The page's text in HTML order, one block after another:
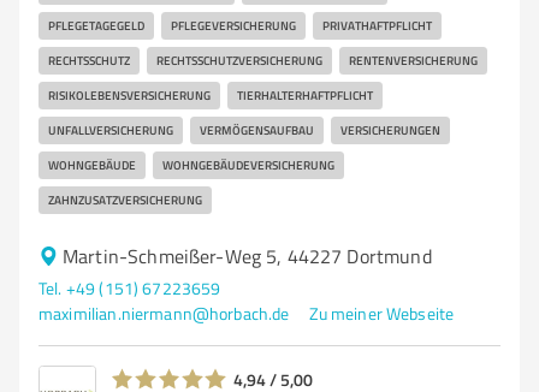
PFLEGETAGEGELD PFLEGEVERSICHERUNG PRIVATHAFTPFLICHT
RECHTSSCHUTZ RECHTSSCHUTZVERSICHERUNG RENTENVERSICHERUNG
RISIKOLEBENSVERSICHERUNG TIERHALTERHAFTPFLICHT
UNFALLVERSICHERUNG VERMÖGENSAUFBAU VERSICHERUNGEN
WOHNGEBÄUDE WOHNGEBÄUDEVERSICHERUNG
ZAHNZUSATZVERSICHERUNG
Martin-Schmeißer-Weg 5, 44227 Dortmund
Tel. +49 (151) 67223659
maximilian.niermann@horbach.de
Zu meiner Webseite
4,94 / 5,00